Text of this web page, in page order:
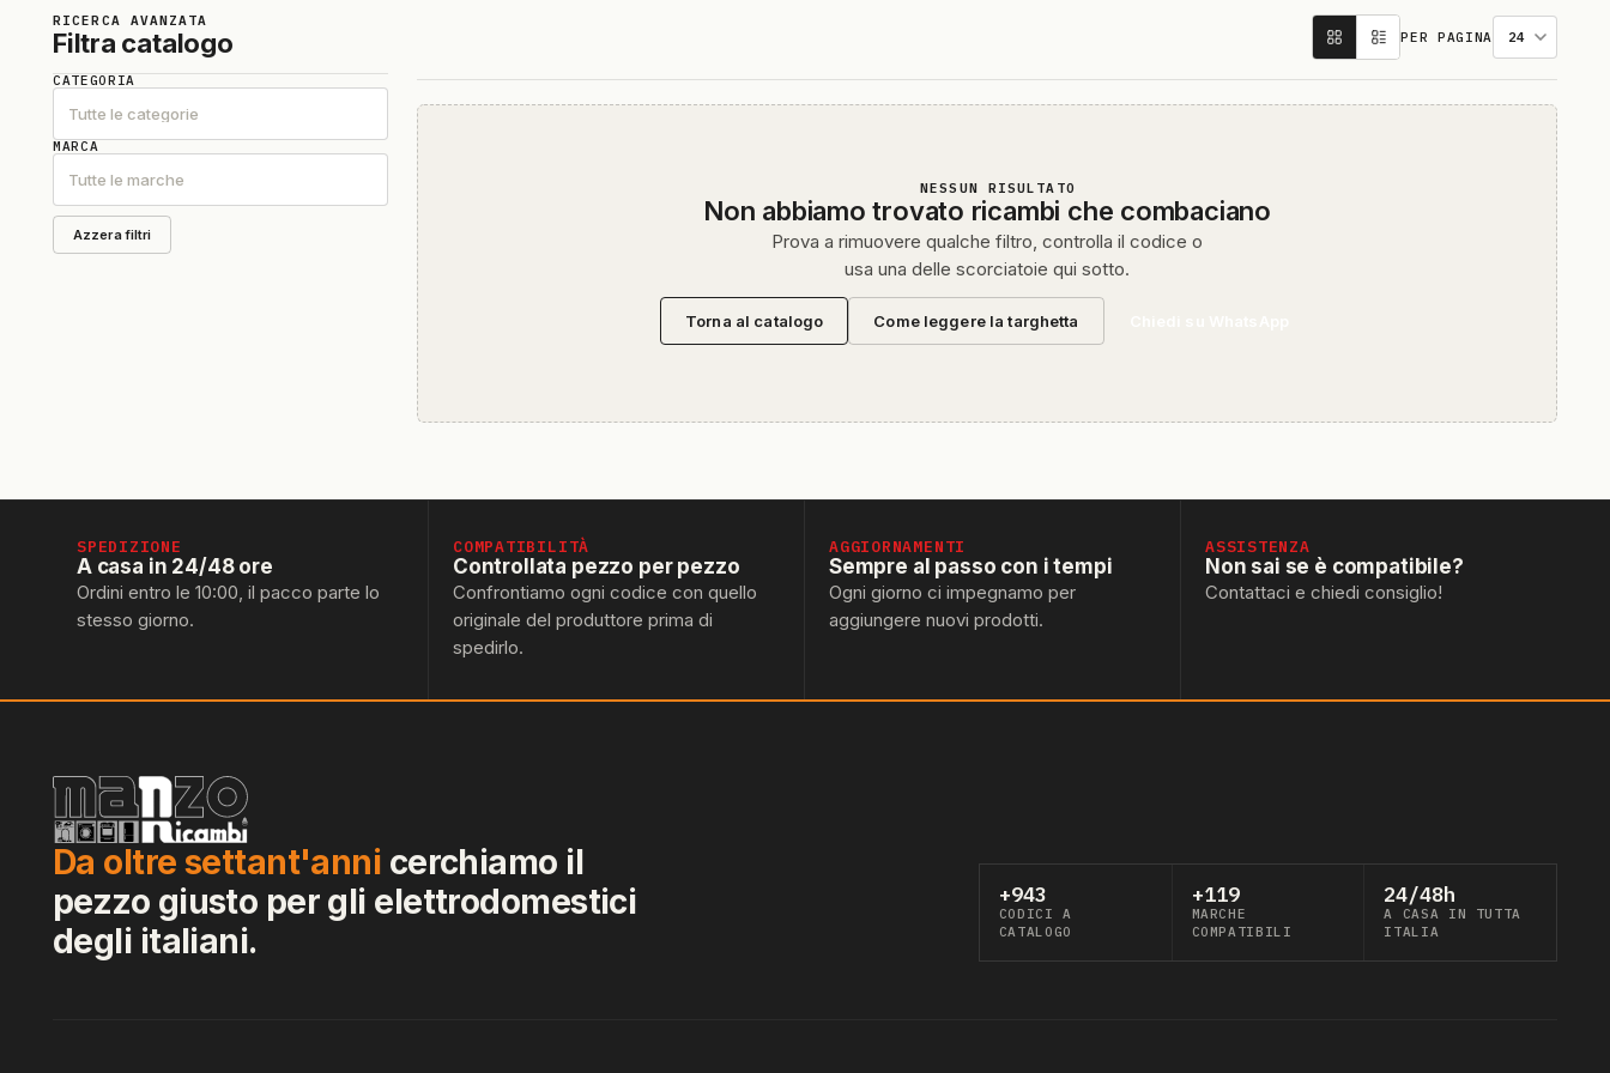
RICERCA AVANZATA
Filtra catalogo
CATEGORIA
Tutte le categorie
MARCA
Tutte le marche
Azzera filtri
PER PAGINA
NESSUN RISULTATO
Non abbiamo trovato ricambi che combaciano
Prova a rimuovere qualche filtro, controlla il codice o
usa una delle scorciatoie qui sotto.
Torna al catalogo Come leggere la targhetta
SPEDIZIONE
A casa in 24/48 ore
Ordini entro le 10:00, il pacco parte lo
stesso giorno.
COMPATIBILITÀ
Controllata pezzo per pezzo
Confrontiamo ogni codice con quello
originale del produttore prima di
spedirlo.
AGGIORNAMENTI
Sempre al passo con i tempi
Ogni giorno ci impegnamo per
aggiungere nuovi prodotti.
ASSISTENZA
Non sai se è compatibile?
Contattaci e chiedi consiglio!
Da oltre settant'anni cerchiamo il
pezzo giusto per gli elettrodomestici
degli italiani.
+943
CODICI A
CATALOGO
+119
MARCHE
COMPATIBILI
24/48h
A CASA IN TUTTA
ITALIA